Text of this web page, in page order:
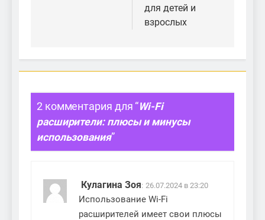
для детей и
взрослых
2 комментария для “Wi-Fi
расширители: плюсы и минусы
использования”
Кулагина Зоя: 26.07.2024 в 23:20
Использование Wi-Fi
расширителей имеет свои плюсы